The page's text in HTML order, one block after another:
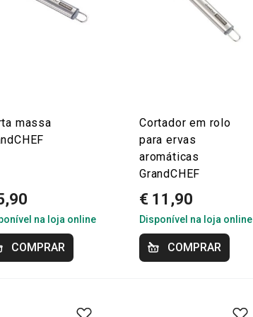
massa
na loja online
COMPRAR
Cortador em rolo
para ervas
aromáticas
GrandCHEF
€ 11,90
Disponível na loja online
COMPRAR